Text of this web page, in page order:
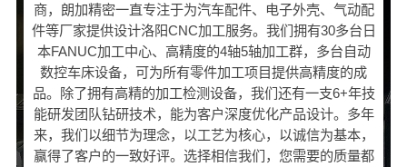
商，朗加精密一直专注于为汽车配件、电子外壳、气动配
件等厂家提供设计洛阳CNC加工服务。我们拥有30多台日
本FANUC加工中心、高精度的4轴5轴加工群，多台自动
数控车床设备，可为所有零件加工项目提供高精度的成
品。除了拥有高精的加工检测设备，我们还有一支6+年技
能研发团队钻研技术，能为客户深度优化产品设计。多年
来，我们以细节为理念，以工艺为核心，以诚信为基本，
赢得了客户的一致好评。选择相信我们，您需要的质量都